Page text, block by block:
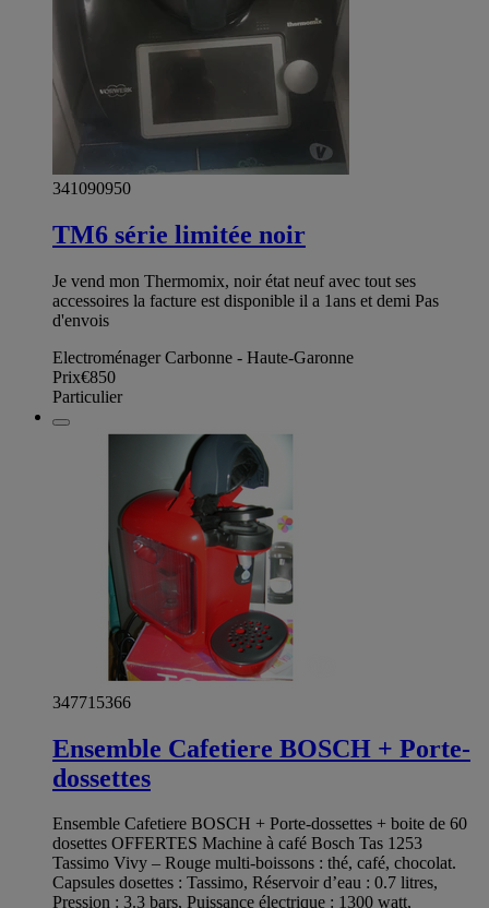
341090950
TM6 série limitée noir
Je vend mon Thermomix, noir état neuf avec tout ses
accessoires la facture est disponible il a 1ans et demi Pas
d'envois
Electroménager Carbonne - Haute-Garonne
Prix€850
Particulier
347715366
Ensemble Cafetiere BOSCH + Porte-
dossettes
Ensemble Cafetiere BOSCH + Porte-dossettes + boite de 60
dosettes OFFERTES Machine à café Bosch Tas 1253
Tassimo Vivy – Rouge multi-boissons : thé, café, chocolat.
Capsules dosettes : Tassimo, Réservoir d’eau : 0.7 litres,
Pression : 3.3 bars, Puissance électrique : 1300 watt,